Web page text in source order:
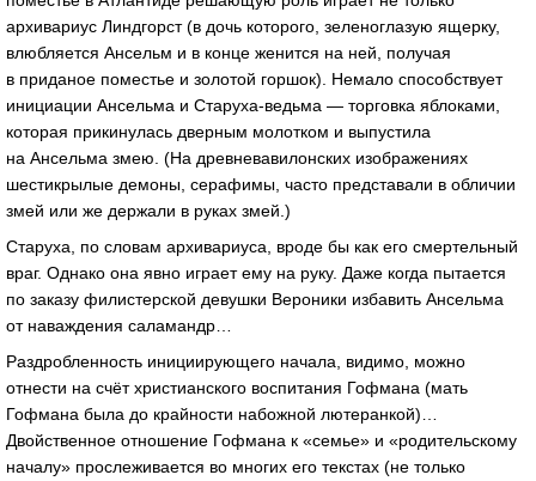
архивариус Линдгорст (в дочь которого, зеленоглазую ящерку,
влюбляется Ансельм и в конце женится на ней, получая
в приданое поместье и золотой горшок). Немало способствует
инициации Ансельма и Старуха-ведьма — торговка яблоками,
которая прикинулась дверным молотком и выпустила
на Ансельма змею. (На древневавилонских изображениях
шестикрылые демоны, серафимы, часто представали в обличии
змей или же держали в руках змей.)
Старуха, по словам архивариуса, вроде бы как его смертельный
враг. Однако она явно играет ему на руку. Даже когда пытается
по заказу филистерской девушки Вероники избавить Ансельма
от наваждения саламандр…
Раздробленность инициирующего начала, видимо, можно
отнести на счёт христианского воспитания Гофмана (мать
Гофмана была до крайности набожной лютеранкой)…
Двойственное отношение Гофмана к «семье» и «родительскому
началу» прослеживается во многих его текстах (не только